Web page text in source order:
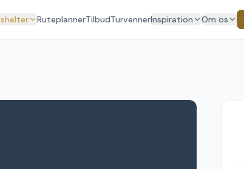
RuteplannerTilbudTurvennerInspiration Om os